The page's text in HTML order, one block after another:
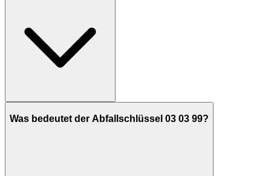
Was bedeutet der Abfallschlüssel 03 03 99?